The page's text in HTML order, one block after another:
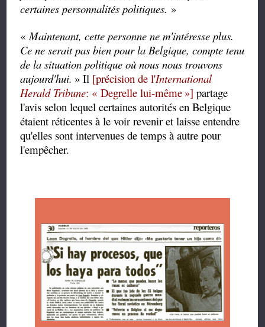
certaines personnalités politiques. »
«Maintenant, cette personne ne m'intéresse plus.
Ce ne serait pas bien pour la Belgique, compte tenu
de la situation politique où nous nous trouvons
aujourd'hui. »Il [précision de l'International
Herald Tribune: « Degrelle lui-même »] partage
l'avis selon lequel certaines autorités en Belgique
étaient réticentes à le voir revenir et laisse entendre
qu'elles sont intervenues de temps à autre pour
l'empêcher.